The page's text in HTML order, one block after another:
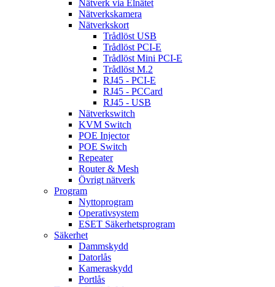
Nätverk via Elnätet
Nätverkskamera
Nätverkskort
Trådlöst USB
Trådlöst PCI-E
Trådlöst Mini PCI-E
Trådlöst M.2
RJ45 - PCI-E
RJ45 - PCCard
RJ45 - USB
Nätverkswitch
KVM Switch
POE Injector
POE Switch
Repeater
Router & Mesh
Övrigt nätverk
Program
Nyttoprogram
Operativsystem
ESET Säkerhetsprogram
Säkerhet
Dammskydd
Datorlås
Kameraskydd
Portlås